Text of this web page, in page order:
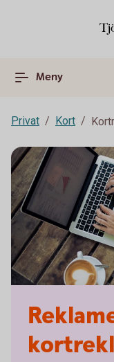
Meny
Privat Kort